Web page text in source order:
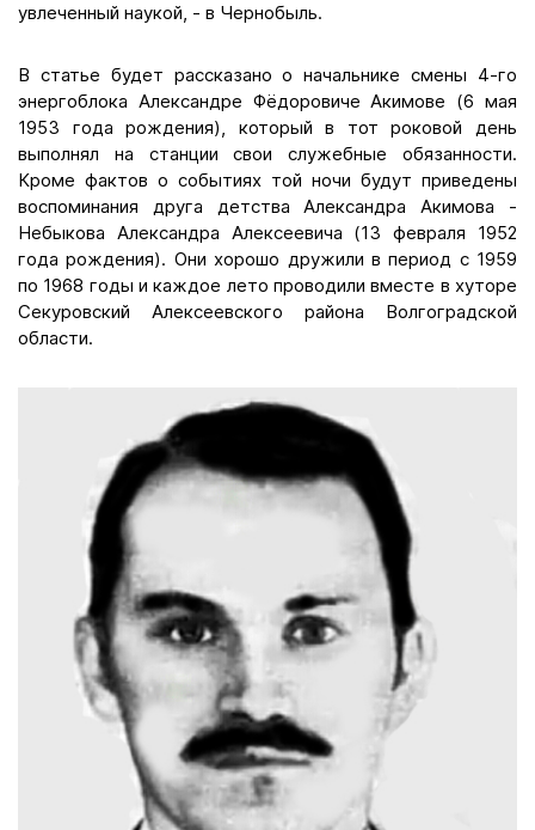
увлеченный наукой, - в Чернобыль.
В статье будет рассказано о начальнике смены 4-го
энергоблока Александре Фёдоровиче Акимове (6 мая
1953 года рождения), который в тот роковой день
выполнял на станции свои служебные обязанности.
Кроме фактов о событиях той ночи будут приведены
воспоминания друга детства Александра Акимова -
Небыкова Александра Алексеевича (13 февраля 1952
года рождения). Они хорошо дружили в период с 1959
по 1968 годы и каждое лето проводили вместе в хуторе
Секуровский Алексеевского района Волгоградской
области.